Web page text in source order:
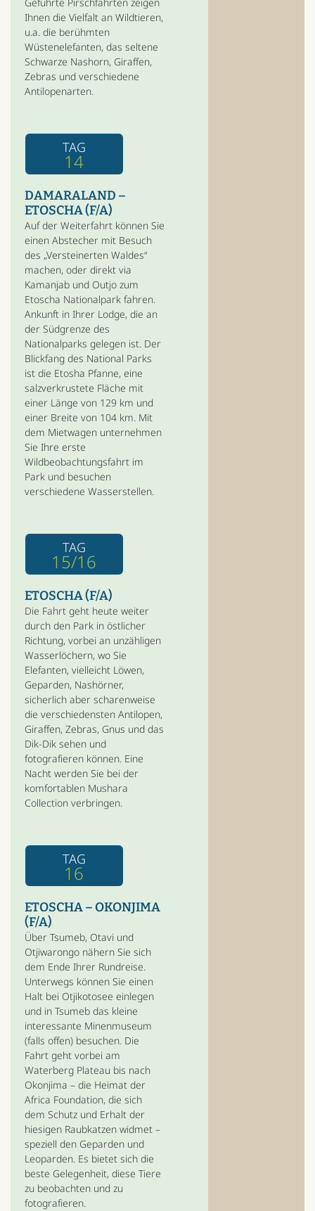
Ihnen die Vielfalt an Wildtieren,
u.a. die berühmten
Wüstenelefanten, das seltene
Schwarze Nashorn, Giraffen,
Zebras und verschiedene
Antilopenarten.
TAG
14
DAMARALAND –
ETOSCHA (F/A)
Auf der Weiterfahrt können Sie
einen Abstecher mit Besuch
des „Versteinerten Waldes“
machen, oder direkt via
Kamanjab und Outjo zum
Etoscha Nationalpark fahren.
Ankunft in Ihrer Lodge, die an
der Südgrenze des
Nationalparks gelegen ist. Der
Blickfang des National Parks
ist die Etosha Pfanne, eine
salzverkrustete Fläche mit
einer Länge von 129 km und
einer Breite von 104 km. Mit
dem Mietwagen unternehmen
Sie Ihre erste
Wildbeobachtungsfahrt im
Park und besuchen
verschiedene Wasserstellen.
TAG
15/16
ETOSCHA (F/A)
Die Fahrt geht heute weiter
durch den Park in östlicher
Richtung, vorbei an unzähligen
Wasserlöchern, wo Sie
Elefanten, vielleicht Löwen,
Geparden, Nashörner,
sicherlich aber scharenweise
die verschiedensten Antilopen,
Giraffen, Zebras, Gnus und das
Dik-Dik sehen und
fotografieren können. Eine
Nacht werden Sie bei der
komfortablen Mushara
Collection verbringen.
TAG
16
ETOSCHA – OKONJIMA
(F/A)
Über Tsumeb, Otavi und
Otjiwarongo nähern Sie sich
dem Ende Ihrer Rundreise.
Unterwegs können Sie einen
Halt bei Otjikotosee einlegen
und in Tsumeb das kleine
interessante Minenmuseum
(falls offen) besuchen. Die
Fahrt geht vorbei am
Waterberg Plateau bis nach
Okonjima – die Heimat der
Africa Foundation, die sich
dem Schutz und Erhalt der
hiesigen Raubkatzen widmet –
speziell den Geparden und
Leoparden. Es bietet sich die
beste Gelegenheit, diese Tiere
zu beobachten und zu
fotografieren.